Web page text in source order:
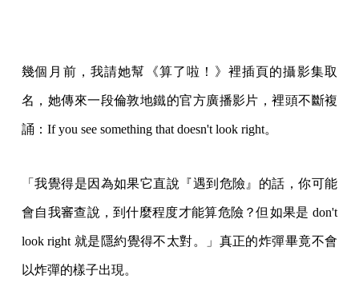
幾個月前，我請她幫《算了啦！》裡插頁的攝影集取
名，她傳來一段倫敦地鐵的官方廣播影片，裡頭不斷複
誦：If you see something that doesn't look right。
「我覺得是因為如果它直說『遇到危險』的話，你可能
會自我審查說，到什麼程度才能算危險？但如果是 don't
look right 就是隱約覺得不太對。」真正的炸彈畢竟不會
以炸彈的樣子出現。